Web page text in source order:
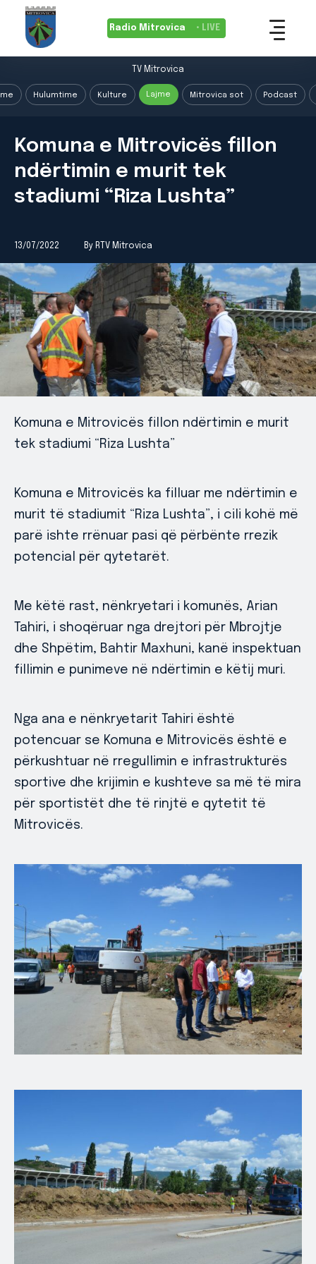
Radio Mitrovica • LIVE
TV Mitrovica
Hulumtime Kulture Lajme Mitrovica sot Podcast
Komuna e Mitrovicës fillon
ndërtimin e murit tek
stadiumi “Riza Lushta”
13/07/2022 By RTV Mitrovica
Komuna e Mitrovicës fillon ndërtimin e murit
tek stadiumi “Riza Lushta”
Komuna e Mitrovicës ka filluar me ndërtimin e
murit të stadiumit “Riza Lushta”, i cili kohë më
parë ishte rrënuar pasi që përbënte rrezik
potencial për qytetarët.
Me këtë rast, nënkryetari i komunës, Arian
Tahiri, i shoqëruar nga drejtori për Mbrojtje
dhe Shpëtim, Bahtir Maxhuni, kanë inspektuan
fillimin e punimeve në ndërtimin e këtij muri.
Nga ana e nënkryetarit Tahiri është
potencuar se Komuna e Mitrovicës është e
përkushtuar në rregullimin e infrastrukturës
sportive dhe krijimin e kushteve sa më të mira
për sportistët dhe të rinjtë e qytetit të
Mitrovicës.